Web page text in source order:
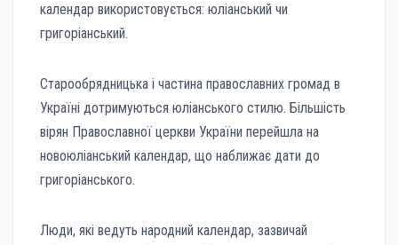
календар використовується: юліанський чи
григоріанський.
Старообрядницька і частина православних громад в
Україні дотримуються юліанського стилю. Більшість
вірян Православної церкви України перейшла на
новоюліанський календар, що наближає дати до
григоріанського.
Люди, які ведуть народний календар, зазвичай